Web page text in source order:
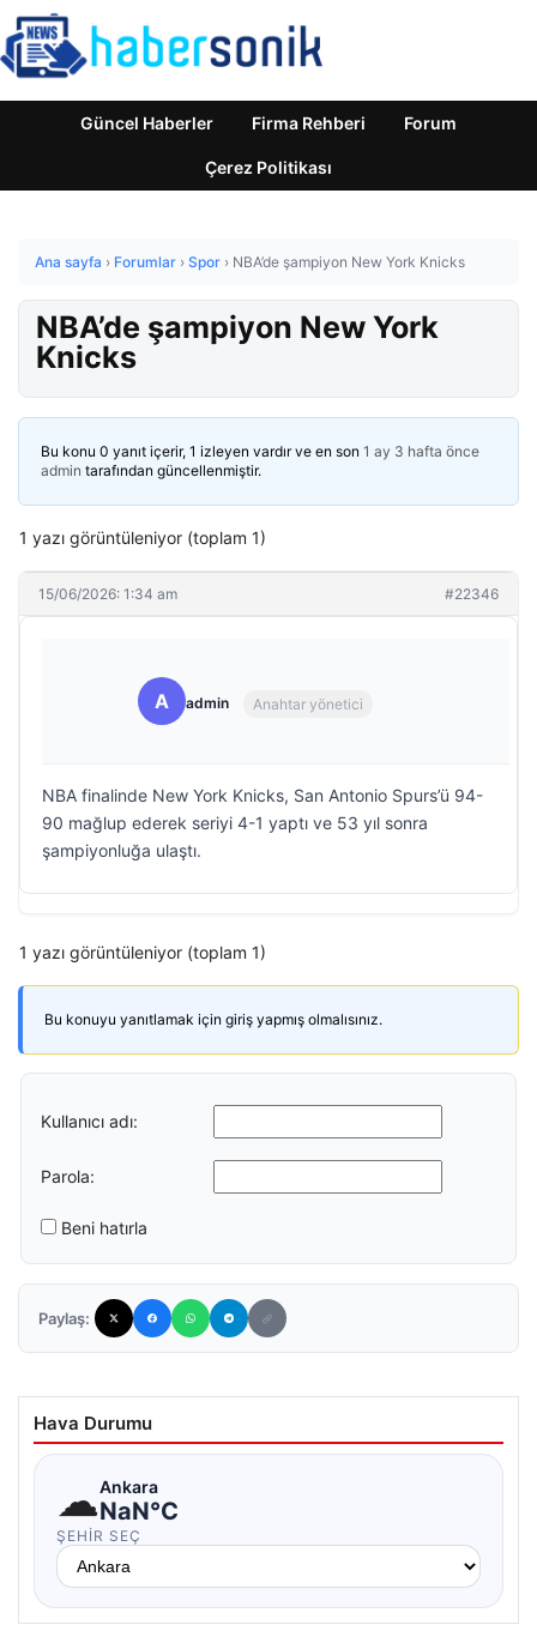
Güncel Haberler Firma Rehberi Forum
Çerez Politikası
Ana sayfa › Forumlar › Spor › NBA’de şampiyon New York Knicks
NBA’de şampiyon New York
Knicks
Bu konu 0 yanıt içerir, 1 izleyen vardır ve en son 1 ay 3 hafta önce
admin tarafından güncellenmiştir.
1 yazı görüntüleniyor (toplam 1)
15/06/2026: 1:34 am #22346
A admin Anahtar yönetici
NBA finalinde New York Knicks, San Antonio Spurs’ü 94-
90 mağlup ederek seriyi 4-1 yaptı ve 53 yıl sonra
şampiyonluğa ulaştı.
1 yazı görüntüleniyor (toplam 1)
Bu konuyu yanıtlamak için giriş yapmış olmalısınız.
Kullanıcı adı:
Parola:
Beni hatırla
Paylaş:
Hava Durumu
☁Ankara
NaN°C
ŞEHIR SEÇ